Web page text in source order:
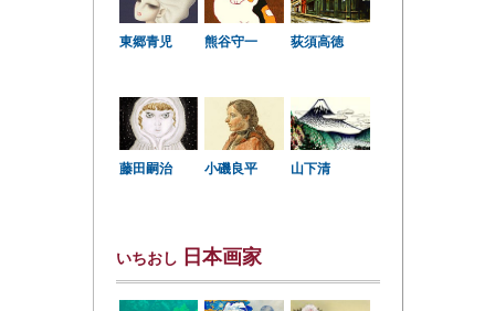
東郷青児 熊谷守一 荻須高徳
藤田嗣治 小磯良平 山下清
いちおし 日本画家